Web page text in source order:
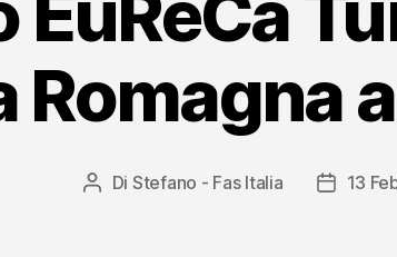
Romagna
Autore
Di Stefano - Fas Italia
Data
13